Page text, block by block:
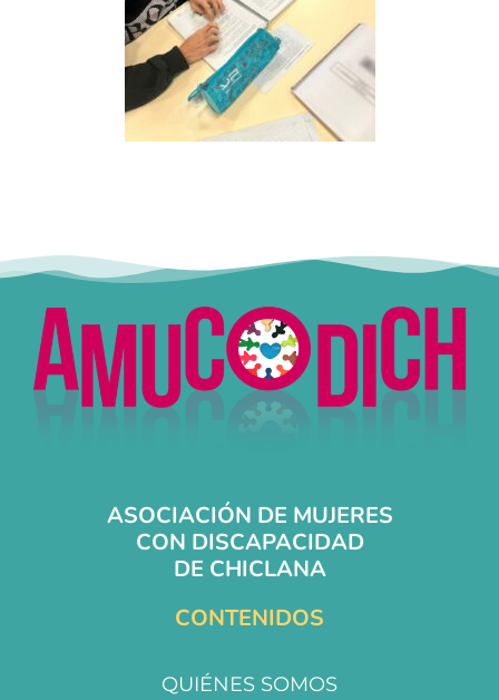
ASOCIACIÓN DE MUJERES
CON DISCAPACIDAD
DE CHICLANA
CONTENIDOS
QUIÉNES SOMOS